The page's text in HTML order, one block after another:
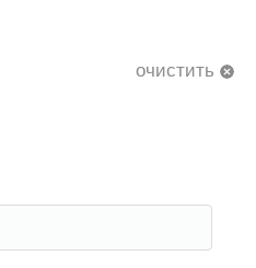
очистить